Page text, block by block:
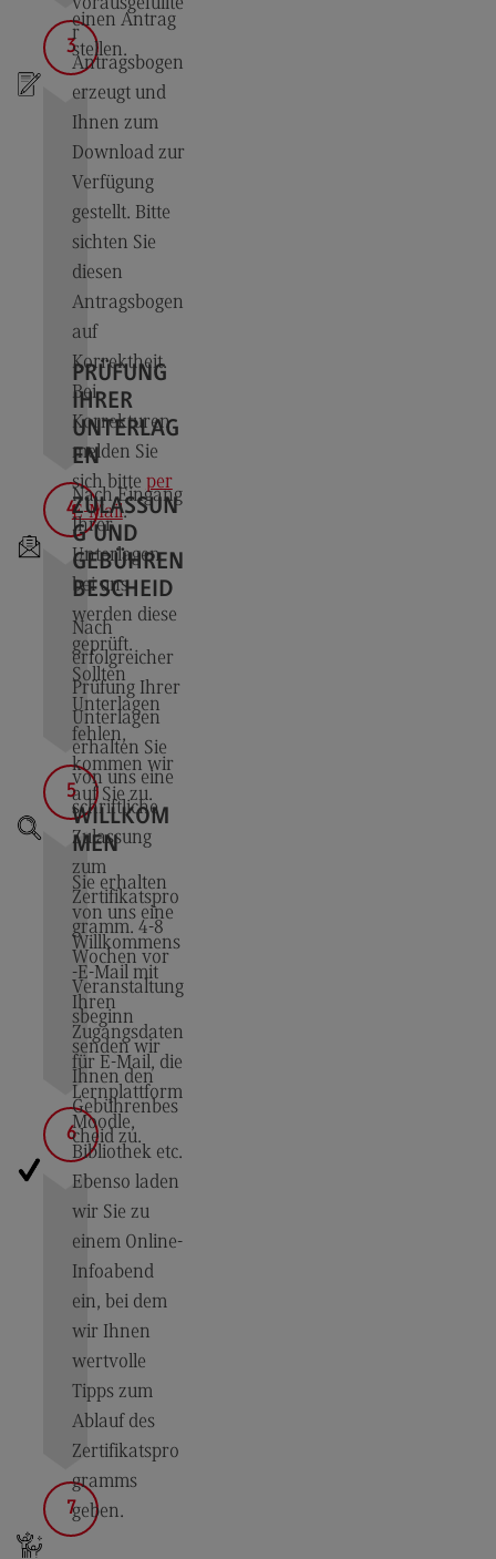
Masterang
ebot
(External link)
DHBW
(External link)
Kontakt
Ansprechp
ersonen
Wegbeschr
eibung
Kontaktfor
mular
3
einen Antrag
stellen.
4
vorausgefüllte
r
Antragsbogen
erzeugt und
Ihnen zum
Download zur
Verfügung
gestellt. Bitte
sichten Sie
diesen
Antragsbogen
auf
Korrektheit.
Bei
Korrekturen
melden Sie
sich bitte per
E-Mail.
5
PRÜFUNG
IHRER
UNTERLAG
EN
Nach Eingang
Ihrer
Unterlagen
bei uns
werden diese
geprüft.
Sollten
Unterlagen
fehlen,
kommen wir
auf Sie zu.
6
ZULASSUN
G UND
GEBÜHREN
BESCHEID
Nach
erfolgreicher
Prüfung Ihrer
Unterlagen
erhalten Sie
von uns eine
schriftliche
Zulassung
zum
Zertifikatspro
gramm. 4-8
Wochen vor
Veranstaltung
sbeginn
senden wir
Ihnen den
Gebührenbes
cheid zu.
7
WILLKOM
MEN
Sie erhalten
von uns eine
Willkommens
-E-Mail mit
Ihren
Zugangsdaten
für E-Mail, die
Lernplattform
Moodle,
Bibliothek etc.
Ebenso laden
wir Sie zu
einem Online-
Infoabend
ein, bei dem
wir Ihnen
wertvolle
Tipps zum
Ablauf des
Zertifikatspro
gramms
geben.